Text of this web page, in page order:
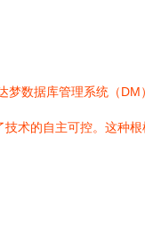
数据库管理系统（
术的自主可控。这种